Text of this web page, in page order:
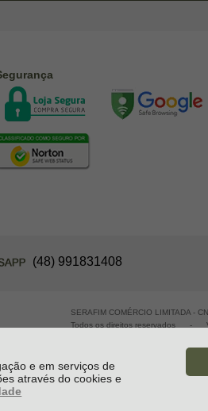
e em serviços de
através do cookies e
(48) 991831408
SERAFIM COMÉRCIO LIMITADA -
Todos os direitos reservados
-